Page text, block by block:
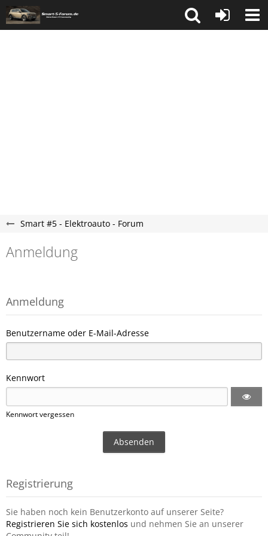
Smart #5 - Elektroauto - Forum
Anmeldung
Anmeldung
Benutzername oder E-Mail-Adresse
Kennwort
Kennwort vergessen
Registrierung
Sie haben noch kein Benutzerkonto auf unserer Seite?
Registrieren Sie sich kostenlos und nehmen Sie an unserer